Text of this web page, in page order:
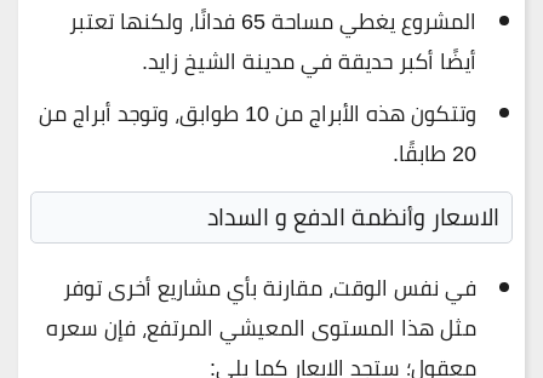
المشروع يغطي مساحة 65 فدانًا، ولكنها تعتبر
أيضًا أكبر حديقة في مدينة الشيخ زايد.
وتتكون هذه الأبراج من 10 طوابق، وتوجد أبراج من
20 طابقًا.
الاسعار وأنظمة الدفع و السداد
في نفس الوقت، مقارنة بأي مشاريع أخرى توفر
مثل هذا المستوى المعيشي المرتفع، فإن سعره
معقول؛ ستجد الايعار كما يلي: